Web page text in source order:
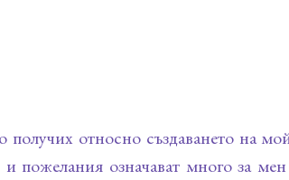
получих относно създаването на
пожелания означават много за